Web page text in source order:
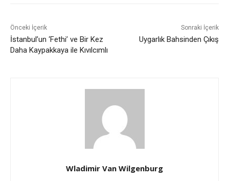
Önceki İçerik
İstanbul’un ‘Fethi’ ve Bir Kez
Daha Kaypakkaya ile Kıvılcımlı
Sonraki İçerik
Uygarlık Bahsinden Çıkış
Wladimir Van Wilgenburg